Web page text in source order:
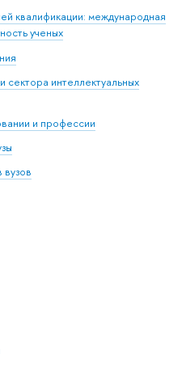
квалификации: международная
ученых
сектора интеллектуальных
и профессии